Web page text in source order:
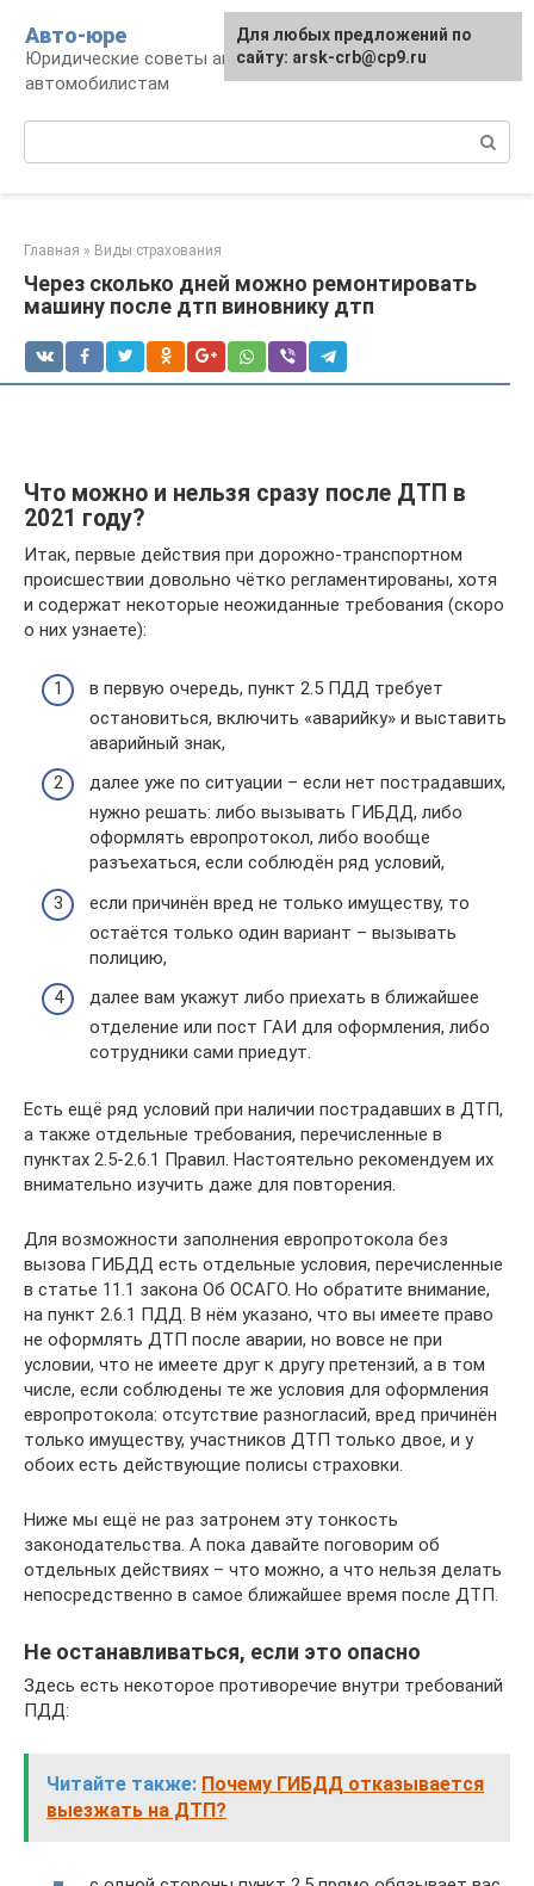
контенту
Авто-юре
Юридические советы автовладельцам и
автомобилистам
Главная » Виды страхования
Через сколько дней можно ремонтировать
машину после дтп виновнику дтп
Что можно и нельзя сразу после ДТП в
2021 году?
Итак, первые действия при дорожно-транспортном
происшествии довольно чётко регламентированы, хотя
и содержат некоторые неожиданные требования (скоро
о них узнаете):
в первую очередь, пункт 2.5 ПДД требует
остановиться, включить «аварийку» и выставить
аварийный знак,
далее уже по ситуации – если нет пострадавших,
нужно решать: либо вызывать ГИБДД, либо
оформлять европротокол, либо вообще
разъехаться, если соблюдён ряд условий,
если причинён вред не только имуществу, то
остаётся только один вариант – вызывать
полицию,
далее вам укажут либо приехать в ближайшее
отделение или пост ГАИ для оформления, либо
сотрудники сами приедут.
Есть ещё ряд условий при наличии пострадавших в ДТП,
а также отдельные требования, перечисленные в
пунктах 2.5-2.6.1 Правил. Настоятельно рекомендуем их
внимательно изучить даже для повторения.
Для возможности заполнения европротокола без
вызова ГИБДД есть отдельные условия, перечисленные
в статье 11.1 закона Об ОСАГО. Но обратите внимание,
на пункт 2.6.1 ПДД. В нём указано, что вы имеете право
не оформлять ДТП после аварии, но вовсе не при
условии, что не имеете друг к другу претензий, а в том
числе, если соблюдены те же условия для оформления
европротокола: отсутствие разногласий, вред причинён
только имуществу, участников ДТП только двое, и у
обоих есть действующие полисы страховки.
Ниже мы ещё не раз затронем эту тонкость
законодательства. А пока давайте поговорим об
отдельных действиях – что можно, а что нельзя делать
непосредственно в самое ближайшее время после ДТП.
Не останавливаться, если это опасно
Здесь есть некоторое противоречие внутри требований
ПДД:
Читайте также: Почему ГИБДД отказывается
выезжать на ДТП?
Для любых предложений по
сайту: arsk-crb@cp9.ru